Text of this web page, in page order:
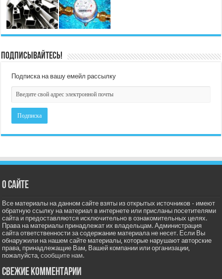
Подписывайтесь!
Подписка на вашу емейл рассылку
О сайте
Все материалы на данном сайте взяты из открытых источников - имеют
обратную ссылку на материал в интернете или присланы посетителями
сайта и предоставляются исключительно в ознакомительных целях.
Права на материалы принадлежат их владельцам. Администрация
сайта ответственности за содержание материала не несет. Если Вы
обнаружили на нашем сайте материалы, которые нарушают авторские
права, принадлежащие Вам, Вашей компании или организации,
пожалуйста,сообщите нам.
Свежие комментарии